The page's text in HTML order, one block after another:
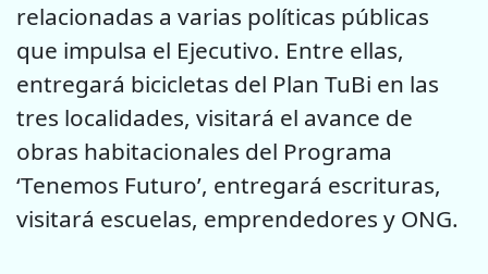
relacionadas a varias políticas públicas
que impulsa el Ejecutivo. Entre ellas,
entregará bicicletas del Plan TuBi en las
tres localidades, visitará el avance de
obras habitacionales del Programa
‘Tenemos Futuro’, entregará escrituras,
visitará escuelas, emprendedores y ONG.